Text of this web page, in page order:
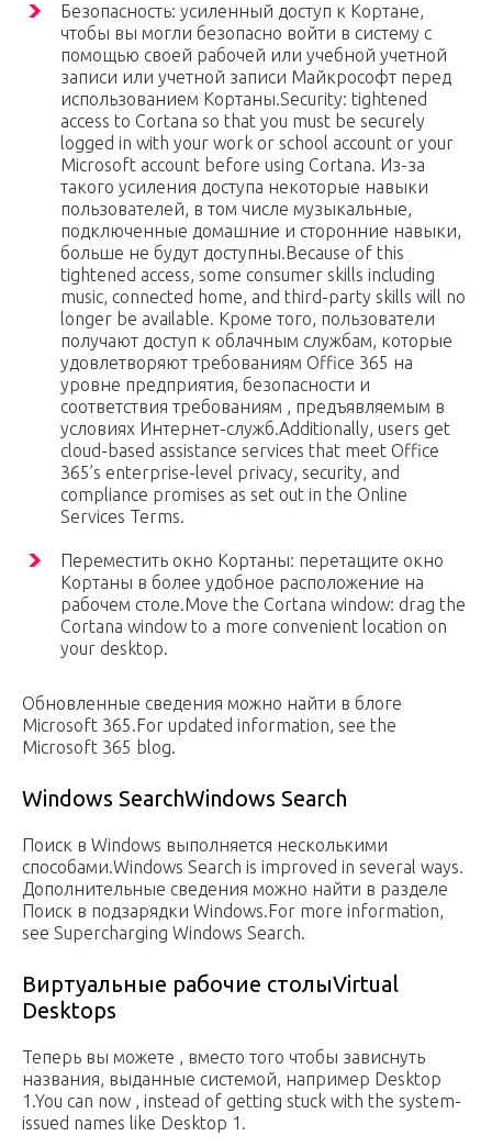
Безопасность: усиленный доступ к Кортане,
чтобы вы могли безопасно войти в систему с
помощью своей рабочей или учебной учетной
записи или учетной записи Майкрософт перед
использованием Кортаны.Security: tightened
access to Cortana so that you must be securely
logged in with your work or school account or your
Microsoft account before using Cortana. Из-за
такого усиления доступа некоторые навыки
пользователей, в том числе музыкальные,
подключенные домашние и сторонние навыки,
больше не будут доступны.Because of this
tightened access, some consumer skills including
music, connected home, and third-party skills will no
longer be available. Кроме того, пользователи
получают доступ к облачным службам, которые
удовлетворяют требованиям Office 365 на
уровне предприятия, безопасности и
соответствия требованиям , предъявляемым в
условиях Интернет-служб.Additionally, users get
cloud-based assistance services that meet Office
365’s enterprise-level privacy, security, and
compliance promises as set out in the Online
Services Terms.
Переместить окно Кортаны: перетащите окно
Кортаны в более удобное расположение на
рабочем столе.Move the Cortana window: drag the
Cortana window to a more convenient location on
your desktop.
Обновленные сведения можно найти в блоге
Microsoft 365.For updated information, see the
Microsoft 365 blog.
Windows SearchWindows Search
Поиск в Windows выполняется несколькими
способами.Windows Search is improved in several ways.
Дополнительные сведения можно найти в разделе
Поиск в подзарядки Windows.For more information,
see Supercharging Windows Search.
Виртуальные рабочие столыVirtual
Desktops
Теперь вы можете , вместо того чтобы зависнуть
названия, выданные системой, например Desktop
1.You can now , instead of getting stuck with the system-
issued names like Desktop 1.